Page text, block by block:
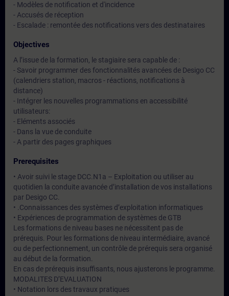
- Modèles de notification et d'incidence
- Accusés de réception
- Escalade : remontée des notifications vers des destinataires
Objectives
A l’issue de la formation, le stagiaire sera capable de :
- Savoir programmer des fonctionnalités avancées de Desigo CC
(calendriers station, macros - réactions, notifications à
distance)
- Intégrer les nouvelles programmations en accessibilité
utilisateurs:
- Eléments associés
- Dans la vue de conduite
- A partir des pages graphiques
Prerequisites
• Avoir suivi le stage DCC.N1a – Exploitation ou utiliser au
quotidien la conduite avancée d’installation de vos installations
par Desigo CC.
• .Connaissances des systèmes d’exploitation informatiques
• Expériences de programmation de systèmes de GTB
Les formations de niveau bases ne nécessitent pas de
prérequis. Pour les formations de niveau intermédiaire, avancé
ou de perfectionnement, un contrôle de prérequis sera organisé
au début de la formation.
En cas de prérequis insuffisants, nous ajusterons le programme.
MODALITES D’EVALUATION
• Notation lors des travaux pratiques